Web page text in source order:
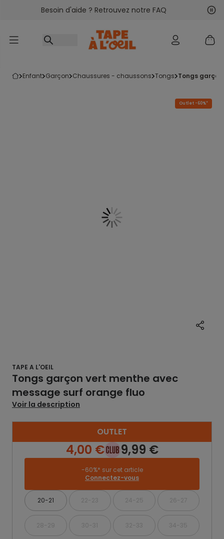
Accéder au contenu
Besoin d'aide ? Retrouvez notre FAQ
enfant garçon chaussures - chaussons tongs tongs
Outlet -60%*
TAPE A L'OEIL
Tongs garçon vert menthe avec
message surf orange fluo
Voir la description
OUTLET
4,00 € 9,99 €
-60%* sur cet article
Connectez-vous
20-21 22-23 24-25 26-27
28-29 30-31 32-33 34-35